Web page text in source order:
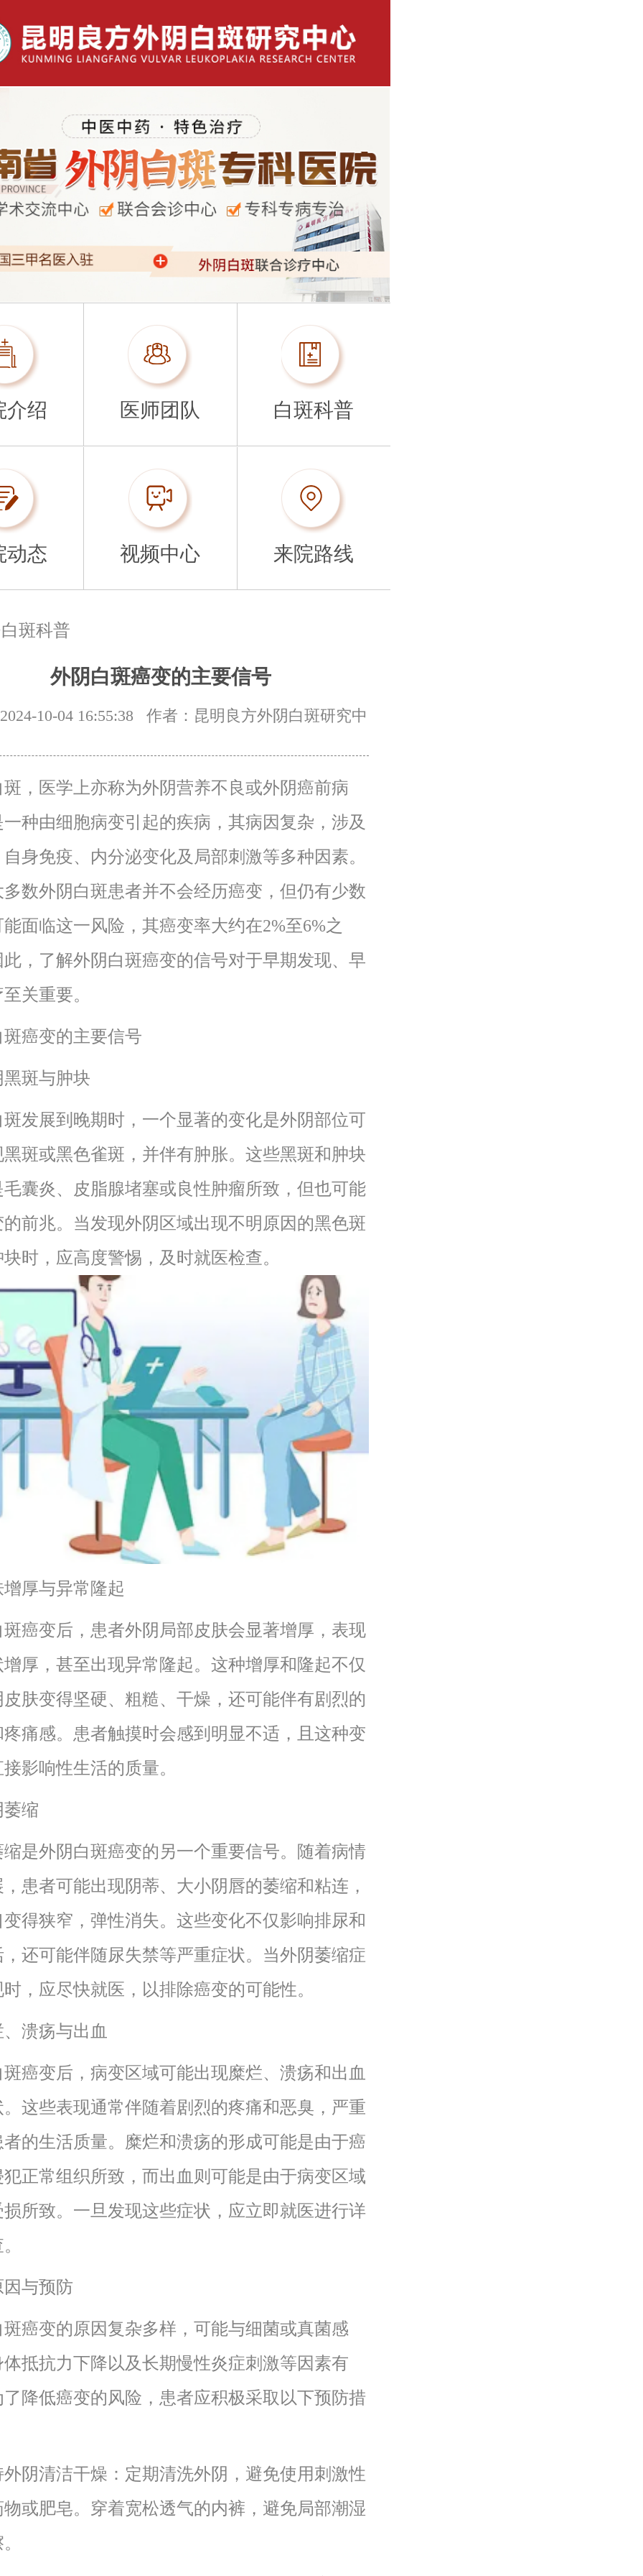
介绍 医师团队 白斑科普
动态 视频中心 来院路线
白斑科普
外阴白斑癌变的主要信号
10-04 16:55:38 作者：昆明良方外阴白斑研究中
，医学上亦称为外阴营养不良或外阴癌前病
种由细胞病变引起的疾病，其病因复杂，涉及
身免疫、内分泌变化及局部刺激等多种因素。
数外阴白斑患者并不会经历癌变，但仍有少数
面临这一风险，其癌变率大约在2%至6%之
，了解外阴白斑癌变的信号对于早期发现、早
关重要。
癌变的主要信号
黑斑与肿块
发展到晚期时，一个显著的变化是外阴部位可
斑或黑色雀斑，并伴有肿胀。这些黑斑和肿块
毛囊炎、皮脂腺堵塞或良性肿瘤所致，但也可能
前兆。当发现外阴区域出现不明原因的黑色斑
时，应高度警惕，及时就医检查。
增厚与异常隆起
斑癌变后，患者外阴局部皮肤会显著增厚，表现
厚，甚至出现异常隆起。这种增厚和隆起不仅
肤变得坚硬、粗糙、干燥，还可能伴有剧烈的
痛感。患者触摸时会感到明显不适，且这种变
影响性生活的质量。
萎缩
是外阴白斑癌变的另一个重要信号。随着病情
患者可能出现阴蒂、大小阴唇的萎缩和粘连，
得狭窄，弹性消失。这些变化不仅影响排尿和
还可能伴随尿失禁等严重症状。当外阴萎缩症
，应尽快就医，以排除癌变的可能性。
、溃疡与出血
癌变后，病变区域可能出现糜烂、溃疡和出血
这些表现通常伴随着剧烈的疼痛和恶臭，严重
的生活质量。糜烂和溃疡的形成可能是由于癌
正常组织所致，而出血则可能是由于病变区域
所致。一旦发现这些症状，应立即就医进行详
与预防
癌变的原因复杂多样，可能与细菌或真菌感
抵抗力下降以及长期慢性炎症刺激等因素有
降低癌变的风险，患者应积极采取以下预防措
外阴清洁干燥：定期清洗外阴，避免使用刺激性
或肥皂。穿着宽松透气的内裤，避免局部潮湿